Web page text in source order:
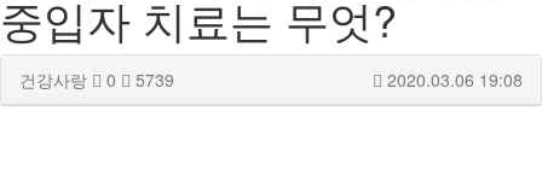
중입자 치료는 무엇?
건강사랑 0 5739 2020.03.06 19:08